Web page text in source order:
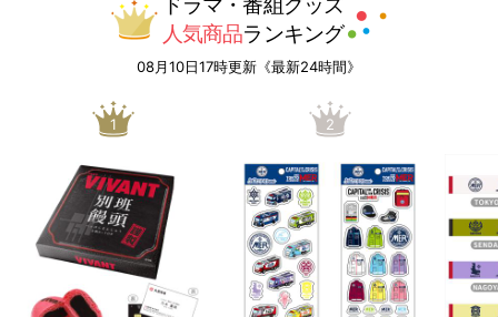
人気商品ランキング
08月10日17時更新《最新24時間》
1 2